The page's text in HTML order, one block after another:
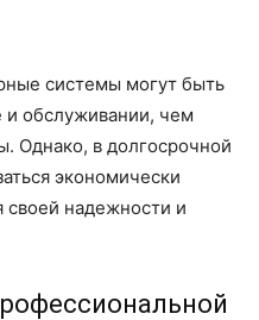
системы могут быть
и обслуживании, чем
Однако, в долгосрочной
экономически
надежности и